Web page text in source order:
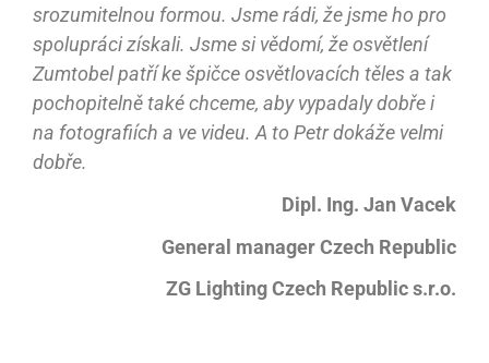
srozumitelnou formou. Jsme rádi, že jsme ho pro
spolupráci získali. Jsme si vědomí, že osvětlení
Zumtobel patří ke špičce osvětlovacích těles a tak
pochopitelně také chceme, aby vypadaly dobře i
na fotografiích a ve videu. A to Petr dokáže velmi
dobře.
Dipl. Ing. Jan Vacek
General manager Czech Republic
ZG Lighting Czech Republic s.r.o.